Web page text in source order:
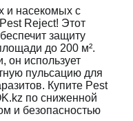
и насекомых с
Reject! Этот
защиту
до 200 м².
он использует
пульсацию для
Купите Pest
по сниженной
и безопасностью